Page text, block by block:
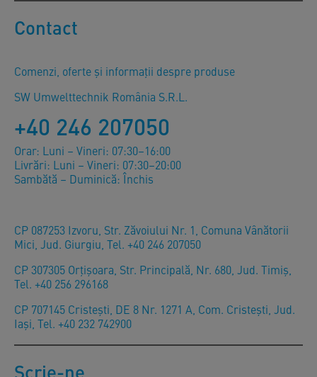
Contact
Comenzi, oferte și informații despre produse
SW Umwelttechnik România S.R.L.
+40 246 207050
Orar: Luni – Vineri: 07:30–16:00
Livrări: Luni – Vineri: 07:30–20:00
Sambătă – Duminică: Închis
CP 087253 Izvoru, Str. Zăvoiului Nr. 1, Comuna Vânătorii
Mici, Jud. Giurgiu, Tel. +40 246 207050
CP 307305 Orţişoara, Str. Principală, Nr. 680, Jud. Timiş,
Tel. +40 256 296168
CP 707145 Cristești, DE 8 Nr. 1271 A, Com. Cristești, Jud.
Iași, Tel. +40 232 742900
Scrie-ne